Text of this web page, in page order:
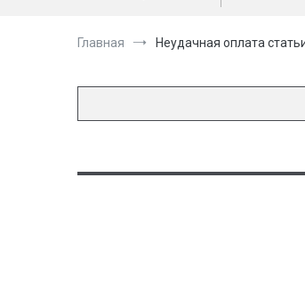
Главная Неудачная оплата